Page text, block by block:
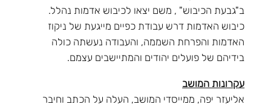
ב"גבעת הכיבוש" , משם יצאו לכיבוש אדמות נהלל.
כיבוש האדמות דרש עבודת כפיים מייגעת של ניקוז
האדמות והפרחת השממה, והעבודה נעשתה כולה
בידיהם של פועלים יהודים והמתיישבים עצמם.
עקרונות המושב
אליעזר יפה, ממייסדי המושב, העלה על הכתב וחיבר